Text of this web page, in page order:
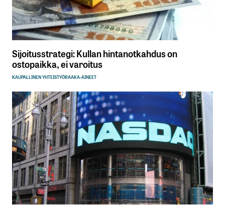
Sijoitusstrategi: Kullan hintanotkahdus on
ostopaikka, ei varoitus
KAUPALLINEN YHTEISTYÖRAAKA-AINEET